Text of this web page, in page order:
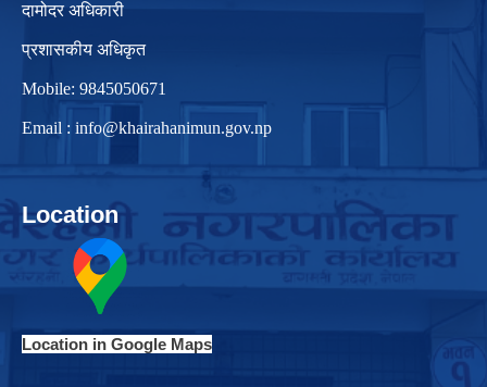
दामोदर अधिकारी
प्रशासकीय अधिकृत
Mobile: 9845050671
Email : info@khairahanimun.gov.np
Location
Location in Google Maps